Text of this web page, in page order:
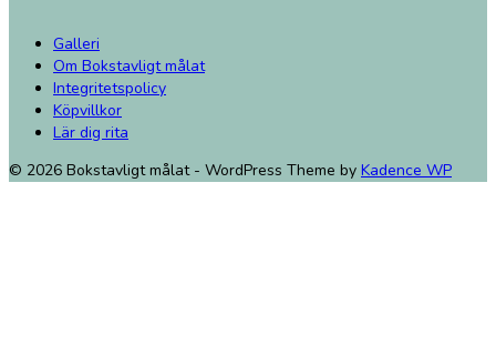
Galleri
Om Bokstavligt målat
Integritetspolicy
Köpvillkor
Lär dig rita
© 2026 Bokstavligt målat - WordPress Theme by Kadence WP